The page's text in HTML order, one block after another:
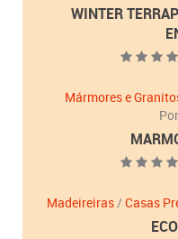
WINTER
Mármores e
Madeireiras/Casas